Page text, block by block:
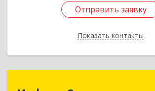
Отправить заявку
Показать контакты
Отправить заявку
Назад